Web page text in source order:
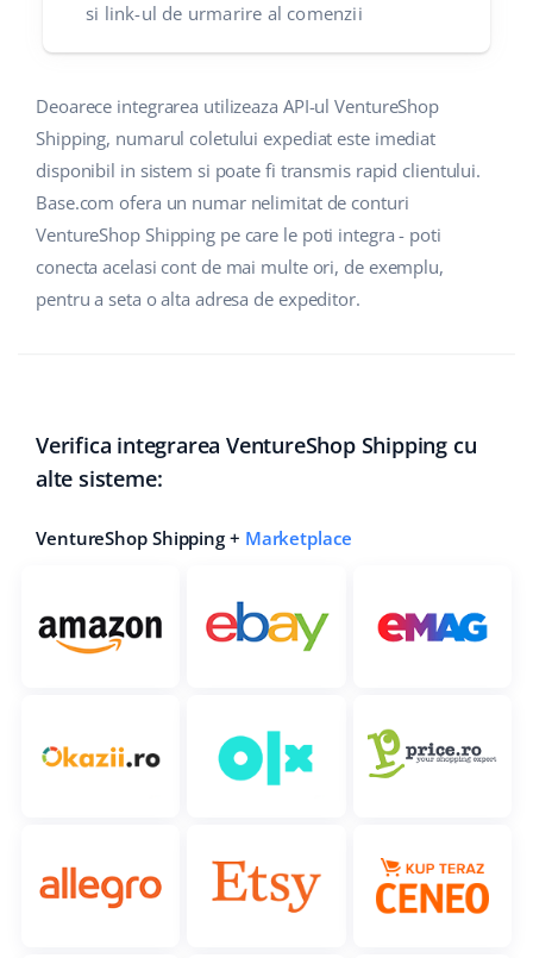
português (BR)
si link-ul de urmarire al comenzii
Deoarece integrarea utilizeaza API-ul VentureShop
Shipping, numarul coletului expediat este imediat
disponibil in sistem si poate fi transmis rapid clientului.
Base.com ofera un numar nelimitat de conturi
VentureShop Shipping pe care le poti integra - poti
conecta acelasi cont de mai multe ori, de exemplu,
pentru a seta o alta adresa de expeditor.
Verifica integrarea VentureShop Shipping cu
alte sisteme:
VentureShop Shipping + Marketplace